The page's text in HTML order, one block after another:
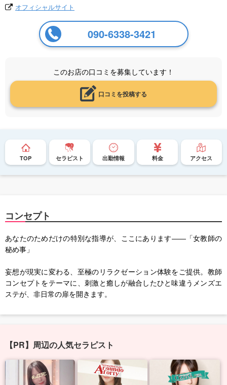
オフィシャルサイト
090-6338-3421
このお店の口コミを募集しています！
口コミを投稿する
TOP セラピスト 出勤情報 料金 アクセス
コンセプト
あなたのためだけの特別な指導が、ここにあります――「女教師の
秘め事」
妄想が現実に変わる、至極のリラクゼーション体験をご提供。教師
コンセプトをテーマに、刺激と癒しが融合したひと味違うメンズエ
ステが、非日常の扉を開きます。
【PR】周辺の人気セラピスト